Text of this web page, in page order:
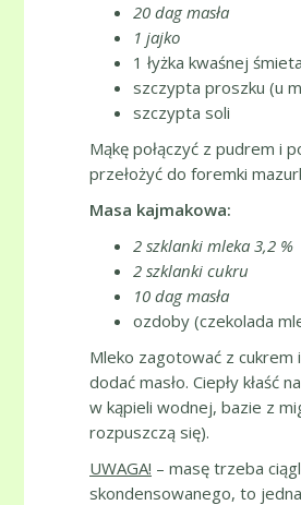
20 dag masła
1 jajko
1 łyżka kwaśnej
szczypta proszku (u
szczypta soli
Mąkę połączyć z pudrem i
przełożyć do foremki
Masa kajmakowa:
2 szklanki mleka 3,2 %
2 szklanki cukru
10 dag masła
ozdoby (czekolada
Mleko zagotować z cukrem
dodać masło. Ciepły
w kąpieli wodnej, bazie z
rozpuszczą się).
UWAGA! – masę trzeba
skondensowanego, to